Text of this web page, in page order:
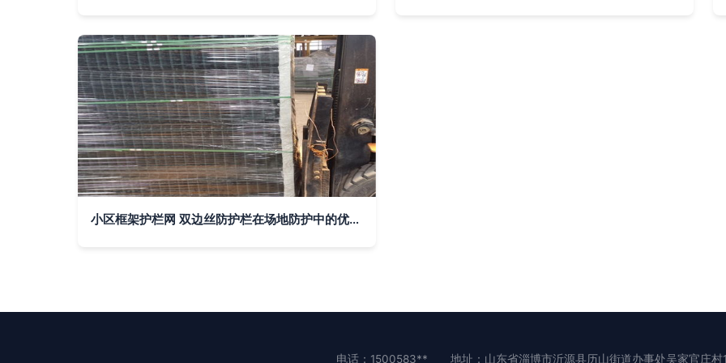
小区框架护栏网 双边丝防护栏在场地防护中的优势解析
电话：1500583** 地址：山东省淄博市沂源县历山街道办事处吴家官庄村